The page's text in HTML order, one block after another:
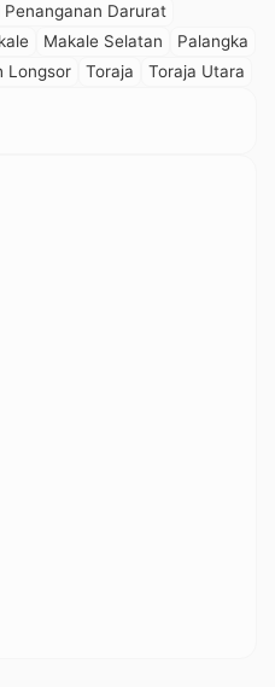
Penanganan Darurat
Makale Selatan
Palangka
Longsor Toraja Toraja Utara